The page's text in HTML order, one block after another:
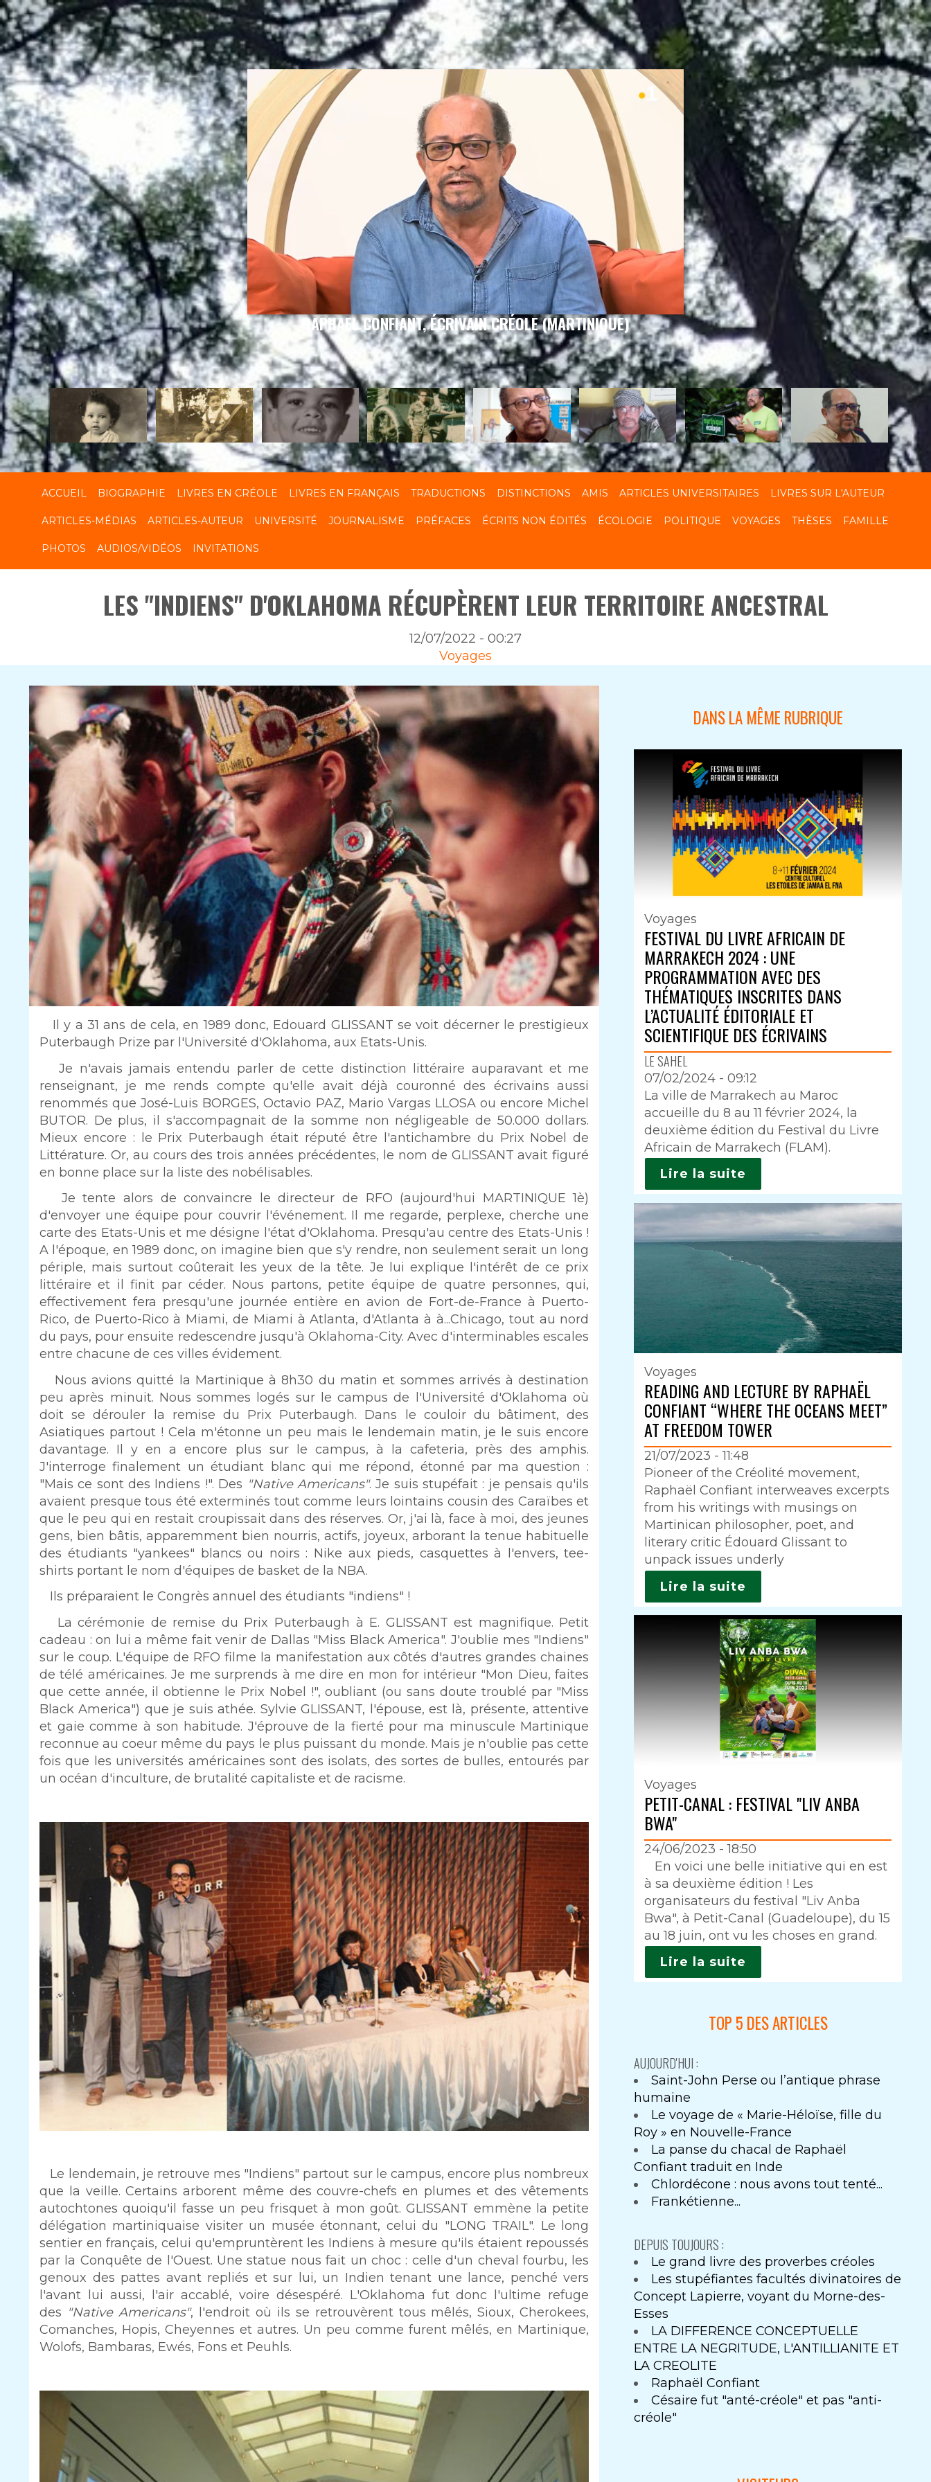
RAPHAEL CONFIANT, ÉCRIVAIN CRÉOLE (MARTINIQUE)
ACCUEIL BIOGRAPHIE LIVRES EN CRÉOLE LIVRES EN FRANÇAIS TRADUCTIONS DISTINCTIONS AMIS ARTICLES UNIVERSITAIRES LIVRES SUR L'AUTEUR
ARTICLES-MÉDIAS ARTICLES-AUTEUR UNIVERSITÉ JOURNALISME PRÉFACES ÉCRITS NON ÉDITÉS ÉCOLOGIE POLITIQUE VOYAGES THÈSES FAMILLE
PHOTOS AUDIOS/VIDÉOS INVITATIONS
LES "INDIENS" D'OKLAHOMA RÉCUPÈRENT LEUR TERRITOIRE ANCESTRAL
12/07/2022 - 00:27
Voyages
Intro
Il y a 31 ans de cela, en 1989 donc, Edouard GLISSANT se voit décerner le prestigieux
Puterbaugh Prize par l'Université d'Oklahoma, aux Etats-Unis.
Texte
Je n'avais jamais entendu parler de cette distinction littéraire auparavant et me
renseignant, je me rends compte qu'elle avait déjà couronné des écrivains aussi
renommés que José-Luis BORGES, Octavio PAZ, Mario Vargas LLOSA ou encore Michel
BUTOR. De plus, il s'accompagnait de la somme non négligeable de 50.000 dollars.
Mieux encore : le Prix Puterbaugh était réputé être l'antichambre du Prix Nobel de
Littérature. Or, au cours des trois années précédentes, le nom de GLISSANT avait figuré
en bonne place sur la liste des nobélisables.
Je tente alors de convaincre le directeur de RFO (aujourd'hui MARTINIQUE 1è)
d'envoyer une équipe pour couvrir l'événement. Il me regarde, perplexe, cherche une
carte des Etats-Unis et me désigne l'état d'Oklahoma. Presqu'au centre des Etats-Unis !
A l'époque, en 1989 donc, on imagine bien que s'y rendre, non seulement serait un long
périple, mais surtout coûterait les yeux de la tête. Je lui explique l'intérêt de ce prix
littéraire et il finit par céder. Nous partons, petite équipe de quatre personnes, qui,
effectivement fera presqu'une journée entière en avion de Fort-de-France à Puerto-
Rico, de Puerto-Rico à Miami, de Miami à Atlanta, d'Atlanta à à...Chicago, tout au nord
du pays, pour ensuite redescendre jusqu'à Oklahoma-City. Avec d'interminables escales
entre chacune de ces villes évidement.
Nous avions quitté la Martinique à 8h30 du matin et sommes arrivés à destination
peu après minuit. Nous sommes logés sur le campus de l'Université d'Oklahoma où
doit se dérouler la remise du Prix Puterbaugh. Dans le couloir du bâtiment, des
Asiatiques partout ! Cela m'étonne un peu mais le lendemain matin, je le suis encore
davantage. Il y en a encore plus sur le campus, à la cafeteria, près des amphis.
J'interroge finalement un étudiant blanc qui me répond, étonné par ma question :
"Mais ce sont des Indiens !". Des "Native Americans". Je suis stupéfait : je pensais qu'ils
avaient presque tous été exterminés tout comme leurs lointains cousin des Caraïbes et
que le peu qui en restait croupissait dans des réserves. Or, j'ai là, face à moi, des jeunes
gens, bien bâtis, apparemment bien nourris, actifs, joyeux, arborant la tenue habituelle
des étudiants "yankees" blancs ou noirs : Nike aux pieds, casquettes à l'envers, tee-
shirts portant le nom d'équipes de basket de la NBA.
Ils préparaient le Congrès annuel des étudiants "indiens" !
La cérémonie de remise du Prix Puterbaugh à E. GLISSANT est magnifique. Petit
cadeau : on lui a même fait venir de Dallas "Miss Black America". J'oublie mes "Indiens"
sur le coup. L'équipe de RFO filme la manifestation aux côtés d'autres grandes chaines
de télé américaines. Je me surprends à me dire en mon for intérieur "Mon Dieu, faites
que cette année, il obtienne le Prix Nobel !", oubliant (ou sans doute troublé par "Miss
Black America") que je suis athée. Sylvie GLISSANT, l'épouse, est là, présente, attentive
et gaie comme à son habitude. J'éprouve de la fierté pour ma minuscule Martinique
reconnue au coeur même du pays le plus puissant du monde. Mais je n'oublie pas cette
fois que les universités américaines sont des isolats, des sortes de bulles, entourés par
un océan d'inculture, de brutalité capitaliste et de racisme.
Le lendemain, je retrouve mes "Indiens" partout sur le campus, encore plus nombreux
que la veille. Certains arborent même des couvre-chefs en plumes et des vêtements
autochtones quoiqu'il fasse un peu frisquet à mon goût. GLISSANT emmène la petite
délégation martiniquaise visiter un musée étonnant, celui du "LONG TRAIL". Le long
sentier en français, celui qu'empruntèrent les Indiens à mesure qu'ils étaient repoussés
par la Conquête de l'Ouest. Une statue nous fait un choc : celle d'un cheval fourbu, les
genoux des pattes avant repliés et sur lui, un Indien tenant une lance, penché vers
l'avant lui aussi, l'air accablé, voire désespéré. L'Oklahoma fut donc l'ultime refuge
des "Native Americans", l'endroit où ils se retrouvèrent tous mêlés, Sioux, Cherokees,
Comanches, Hopis, Cheyennes et autres. Un peu comme furent mêlés, en Martinique,
Wolofs, Bambaras, Ewés, Fons et Peuhls.
DANS LA MÊME RUBRIQUE
Voyages
FESTIVAL DU LIVRE AFRICAIN DE
MARRAKECH 2024 : UNE
PROGRAMMATION AVEC DES
THÉMATIQUES INSCRITES DANS
L’ACTUALITÉ ÉDITORIALE ET
SCIENTIFIQUE DES ÉCRIVAINS
LE SAHEL
07/02/2024 - 09:12
Intro
La ville de Marrakech au Maroc
accueille du 8 au 11 février 2024, la
deuxième édition du Festival du Livre
Africain de Marrakech (FLAM).
Lire la suite
Voyages
READING AND LECTURE BY RAPHAËL
CONFIANT “WHERE THE OCEANS MEET”
AT FREEDOM TOWER
21/07/2023 - 11:48
Intro
Pioneer of the Créolité movement,
Raphaël Confiant interweaves excerpts
from his writings with musings on
Martinican philosopher, poet, and
literary critic Édouard Glissant to
unpack issues underly
Lire la suite
Voyages
PETIT-CANAL : FESTIVAL "LIV ANBA
BWA"
24/06/2023 - 18:50
Intro
En voici une belle initiative qui en est
à sa deuxième édition ! Les
organisateurs du festival "Liv Anba
Bwa", à Petit-Canal (Guadeloupe), du 15
au 18 juin, ont vu les choses en grand.
Lire la suite
TOP 5 DES ARTICLES
AUJOURD'HUI :
Saint-John Perse ou l’antique phrase
humaine
Le voyage de « Marie-Héloïse, fille du
Roy » en Nouvelle-France
La panse du chacal de Raphaël
Confiant traduit en Inde
Chlordécone : nous avons tout tenté...
Frankétienne...
DEPUIS TOUJOURS :
Le grand livre des proverbes créoles
Les stupéfiantes facultés divinatoires de
Concept Lapierre, voyant du Morne-des-
Esses
LA DIFFERENCE CONCEPTUELLE
ENTRE LA NEGRITUDE, L'ANTILLIANITE ET
LA CREOLITE
Raphaël Confiant
Césaire fut "anté-créole" et pas "anti-
créole"